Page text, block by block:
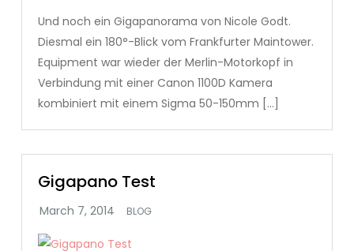
Und noch ein Gigapanorama von Nicole Godt.
Diesmal ein 180°-Blick vom Frankfurter Maintower.
Equipment war wieder der Merlin-Motorkopf in
Verbindung mit einer Canon 1100D Kamera
kombiniert mit einem Sigma 50-150mm […]
Gigapano Test
BLOG